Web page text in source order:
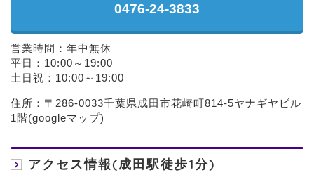
0476-24-3833
営業時間：年中無休
平日：10:00～19:00
土日祝：10:00～19:00
住所：〒286-0033千葉県成田市花崎町814-5ヤナギヤビル
1階(googleマップ)
アクセス情報(成田駅徒歩1分)